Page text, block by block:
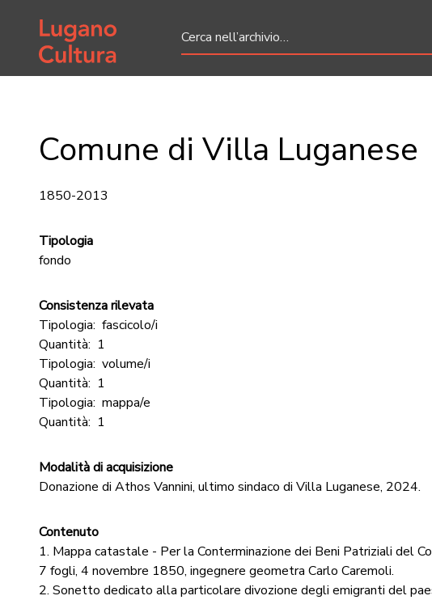
Home page
Comune di Villa Luganese
1850-2013
Tipologia
fondo
Consistenza rilevata
Tipologia: fascicolo/i
Quantità: 1
Tipologia: volume/i
Quantità: 1
Tipologia: mappa/e
Quantità: 1
Modalità di acquisizione
Donazione di Athos Vannini, ultimo sindaco di Villa Luganese, 2024.
Contenuto
1. Mappa catastale - Per la Conterminazione dei Beni Patriziali del
7 fogli, 4 novembre 1850, ingegnere geometra Carlo Caremoli.
2. Sonetto dedicato alla particolare divozione degli emigranti del